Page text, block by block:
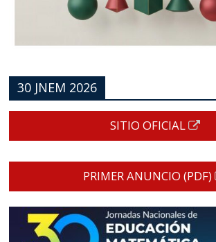
30 JNEM 2026
SITIO OFICIAL
PRIMER ANUNCIO (PDF)